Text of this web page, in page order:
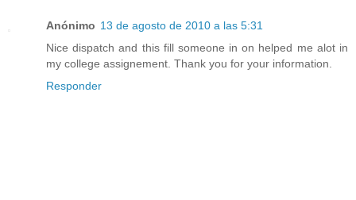
Anónimo 13 de agosto de 2010 a las 5:31
Nice dispatch and this fill someone in on helped me alot in
my college assignement. Thank you for your information.
Responder